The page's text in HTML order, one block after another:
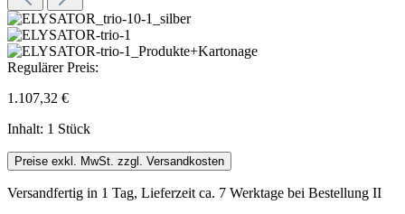
Regulärer Preis:
1.107,32 €
Inhalt: 1 Stück
Preise exkl. MwSt. zzgl. Versandkosten
Versandfertig in 1 Tag, Lieferzeit ca. 7 Werktage bei Bestellung II